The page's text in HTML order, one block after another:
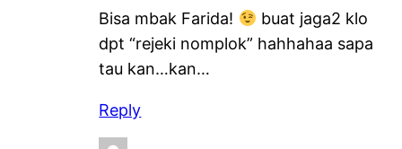
Bisa mbak Farida!
buat jaga2 klo
dpt “rejeki nomplok” hahhahaa sapa
tau kan…kan…
Reply